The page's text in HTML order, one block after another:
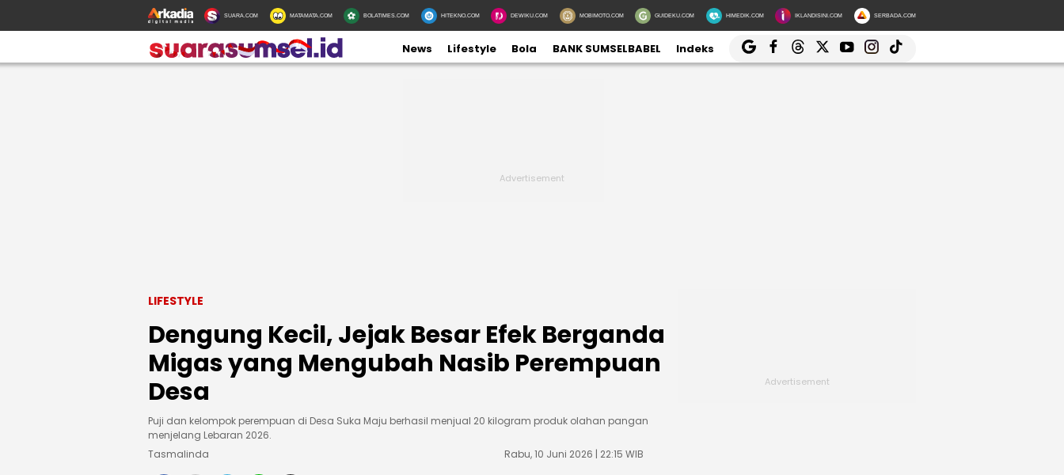
SUARA.COM MATAMATA.COM BOLATIMES.COM HITEKNO.COM DEWIKU.COM MOBIMOTO.COM GUIDEKU.COM HIMEDIK.COM IKLANDISINI.COM SERBADA.COM
News Lifestyle Bola BANK SUMSELBABEL Indeks
LIFESTYLE
Dengung Kecil, Jejak Besar Efek Berganda
Migas yang Mengubah Nasib Perempuan
Desa
Puji dan kelompok perempuan di Desa Suka Maju berhasil menjual 20 kilogram produk olahan pangan
menjelang Lebaran 2026.
Tasmalinda
Rabu, 10 Juni 2026 | 22:15 WIB